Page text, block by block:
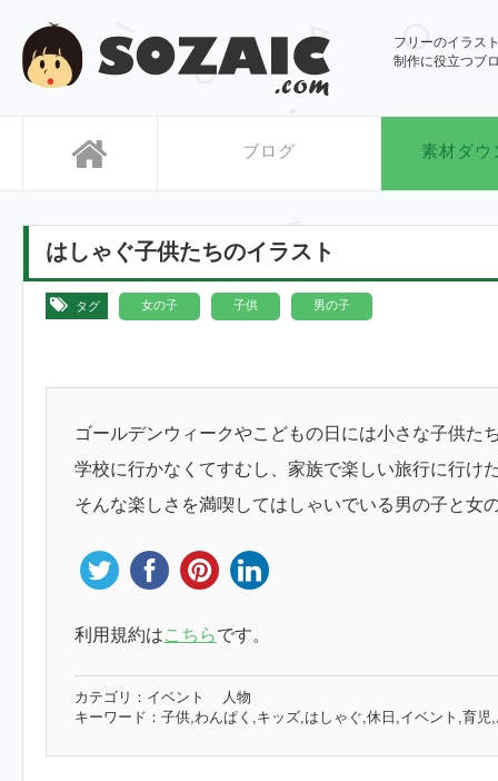
フリーのイラス
制作に役立つブ
ブログ 素材ダウ
はしゃぐ子供たちのイラスト
タグ 女の子 子供 男の子
ゴールデンウィークやこどもの日には小さな子供た
学校に行かなくてすむし、家族で楽しい旅行に行け
そんな楽しさを満喫してはしゃいでいる男の子と女
利用規約はこちらです。
カテゴリ： イベント
人物
キーワード： 子供,わんぱく,キッズ,はしゃぐ,休日,イベント,育